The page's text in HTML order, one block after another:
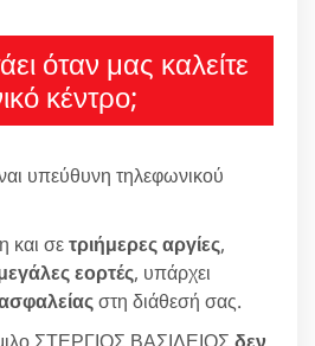
όταν μας καλείτε
κέντρο;
υπεύθυνη τηλεφωνικού
και σετριήμερες αργίες,
εορτές, υπάρχει
στη διάθεσή σας.